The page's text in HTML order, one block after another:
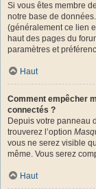
Si vous êtes membre
notre base de
(généralement ce lien
haut des pages du
paramètres et
Haut
Comment empêcher
connectés ?
Depuis votre panneau
trouverez l’option
vous ne serez visible
même. Vous serez
Haut